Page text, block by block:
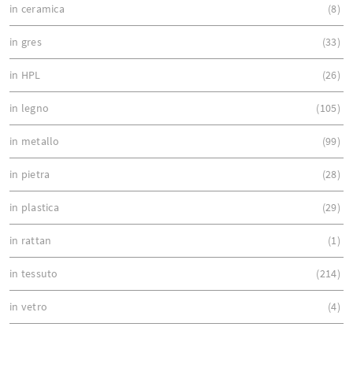
in ceramica 8
in gres 33
in HPL 26
in legno 105
in metallo 99
in pietra 28
in plastica 29
in rattan 1
in tessuto 214
in vetro 4